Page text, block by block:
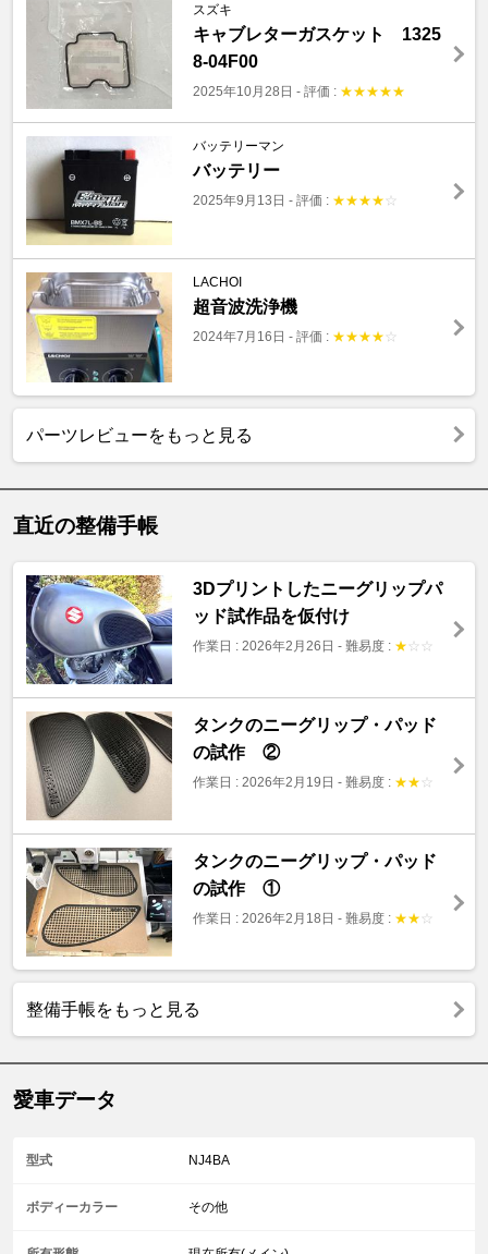
スズキ
キャブレターガスケット 1325
8-04F00
2025年10月28日 - 評価 : ★★★★★
バッテリーマン
バッテリー
2025年9月13日 - 評価 : ★★★★ ☆
LACHOI
超音波洗浄機
2024年7月16日 - 評価 : ★★★★ ☆
パーツレビューをもっと見る
直近の整備手帳
3Dプリントしたニーグリップパ
ッド試作品を仮付け
作業日 : 2026年2月26日 - 難易度 : ★ ☆ ☆
タンクのニーグリップ・パッド
の試作 ②
作業日 : 2026年2月19日 - 難易度 : ★★ ☆
タンクのニーグリップ・パッド
の試作 ①
作業日 : 2026年2月18日 - 難易度 : ★★ ☆
整備手帳をもっと見る
愛車データ
型式 NJ4BA
ボディーカラー その他